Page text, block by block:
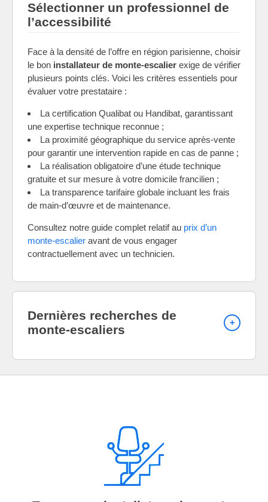
Sélectionner un professionnel de
l’accessibilité
Face à la densité de l’offre en région parisienne, choisir
le bon installateur de monte-escalier exige de vérifier
plusieurs points clés. Voici les critères essentiels pour
évaluer votre prestataire :
La certification Qualibat ou Handibat, garantissant
une expertise technique reconnue ;
La proximité géographique du service après-vente
pour garantir une intervention rapide en cas de panne ;
La réalisation obligatoire d’une étude technique
gratuite et sur mesure à votre domicile francilien ;
La transparence tarifaire globale incluant les frais
de main-d’œuvre et de maintenance.
Consultez notre guide complet relatif au prix d’un
monte-escalier avant de vous engager
contractuellement avec un technicien.
Dernières recherches de
monte-escaliers